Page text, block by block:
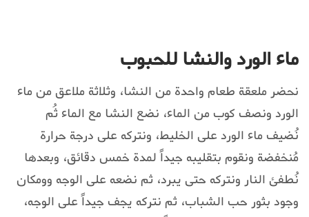
ماء الورد والنشا للحبوب
نحضر ملعقة طعام واحدة من النشا، وثلاثة ملاعق من ماء
الورد ونصف كوب من الماء، نضع النشا مع الماء ثُم
نُضيف ماء الورد على الخليط، ونتركه على درجة حرارة
مُنخفضة ونقوم بتقليبه جيداً لمدة خمس دقائق، وبعدها
نُطفئ النار ونتركه حتى يبرد، ثم نضعه على الوجه وومكان
وجود بثور حب الشباب، ثم نتركه يجف جيداً على الوجه،